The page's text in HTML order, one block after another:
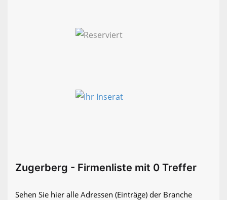
Zugerberg - Firmenliste mit 0 Treffer
Sehen Sie hier alle Adressen (Einträge) der Branche